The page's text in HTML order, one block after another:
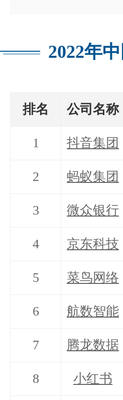
2022年
排名 公司名称
1 抖音集团
2 蚂蚁集团
3 微众银行
4 京东科技
5 菜鸟网络
6 航数智能
7 腾龙数据
8 小红书